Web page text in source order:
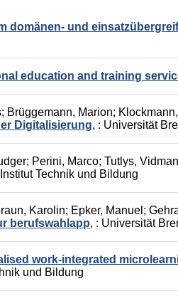
domänen- und
education and training
; Brüggemann, Marion;
Digitalisierung, : Universität
; Perini, Marco; Tutlys,
Technik und Bildung
Karolin; Epker, Manuel ;
berufswahlapp, : Universität
work-integrated
und Bildung